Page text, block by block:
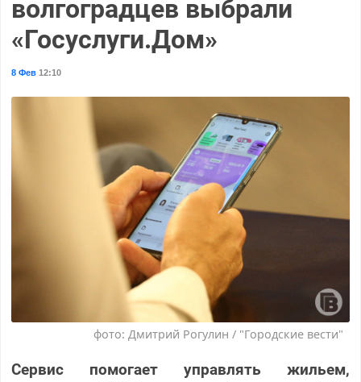
волгоградцев выбрали
«Госуслуги.Дом»
8 Фев12:10
фото: Дмитрий Рогулин / "Городские вести"
Сервис помогает управлять жильем,